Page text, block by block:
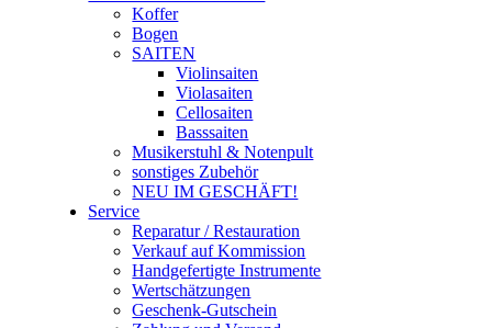
Koffer
Bogen
SAITEN
Violinsaiten
Violasaiten
Cellosaiten
Basssaiten
Musikerstuhl & Notenpult
sonstiges Zubehör
NEU IM GESCHÄFT!
Service
Reparatur / Restauration
Verkauf auf Kommission
Handgefertigte Instrumente
Wertschätzungen
Geschenk-Gutschein